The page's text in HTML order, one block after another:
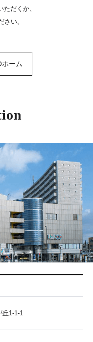
だくか、
い。
ーム
1-1-1